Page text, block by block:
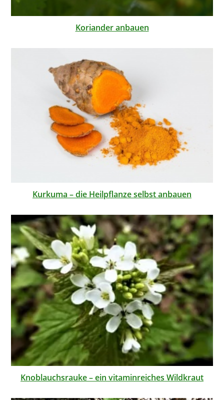
Koriander anbauen
Kurkuma – die Heilpflanze selbst anbauen
Knoblauchsrauke – ein vitaminreiches Wildkraut